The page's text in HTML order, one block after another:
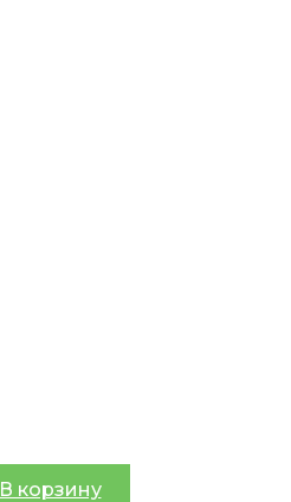
В корзину